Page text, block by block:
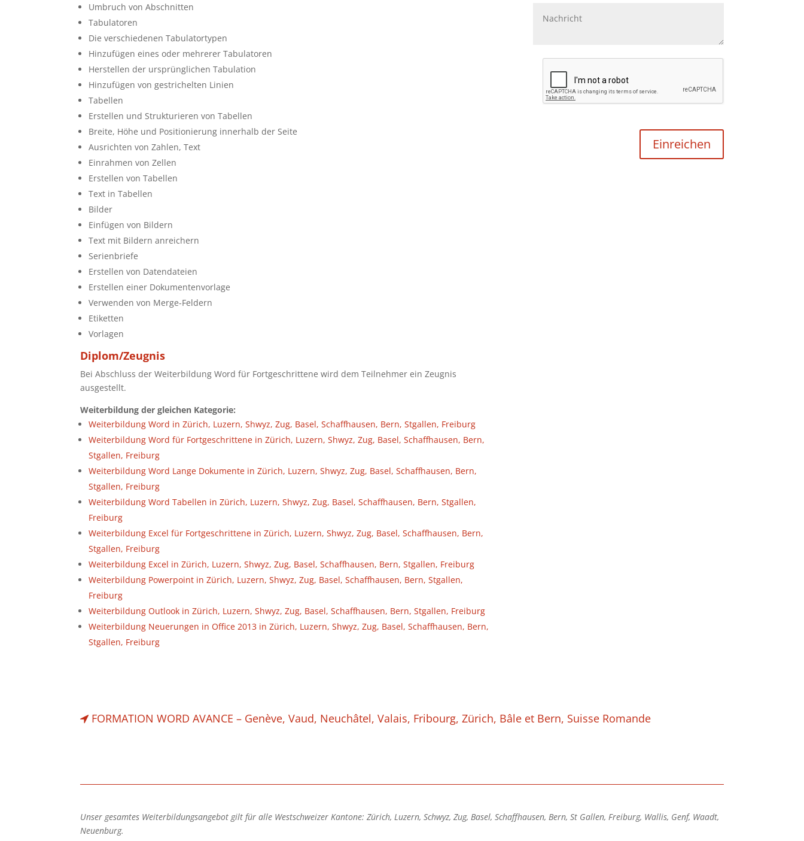
Umbruch von Abschnitten
Tabulatoren
Die verschiedenen Tabulatortypen
Hinzufügen eines oder mehrerer Tabulatoren
Herstellen der ursprünglichen Tabulation
Hinzufügen von gestrichelten Linien
Tabellen
Erstellen und Strukturieren von Tabellen
Breite, Höhe und Positionierung innerhalb der Seite
Ausrichten von Zahlen, Text
Einrahmen von Zellen
Erstellen von Tabellen
Text in Tabellen
Bilder
Einfügen von Bildern
Text mit Bildern anreichern
Serienbriefe
Erstellen von Datendateien
Erstellen einer Dokumentenvorlage
Verwenden von Merge-Feldern
Etiketten
Vorlagen
Diplom/Zeugnis
Bei Abschluss der Weiterbildung Word für Fortgeschrittene wird dem Teilnehmer ein Zeugnis
ausgestellt.
Weiterbildung der gleichen Kategorie:
Weiterbildung Word in Zürich, Luzern, Shwyz, Zug, Basel, Schaffhausen, Bern, Stgallen, Freiburg
Weiterbildung Word für Fortgeschrittene in Zürich, Luzern, Shwyz, Zug, Basel, Schaffhausen, Bern,
Stgallen, Freiburg
Weiterbildung Word Lange Dokumente in Zürich, Luzern, Shwyz, Zug, Basel, Schaffhausen, Bern,
Stgallen, Freiburg
Weiterbildung Word Tabellen in Zürich, Luzern, Shwyz, Zug, Basel, Schaffhausen, Bern, Stgallen,
Freiburg
Weiterbildung Excel für Fortgeschrittene in Zürich, Luzern, Shwyz, Zug, Basel, Schaffhausen, Bern,
Stgallen, Freiburg
Weiterbildung Excel in Zürich, Luzern, Shwyz, Zug, Basel, Schaffhausen, Bern, Stgallen, Freiburg
Weiterbildung Powerpoint in Zürich, Luzern, Shwyz, Zug, Basel, Schaffhausen, Bern, Stgallen,
Freiburg
Weiterbildung Outlook in Zürich, Luzern, Shwyz, Zug, Basel, Schaffhausen, Bern, Stgallen, Freiburg
Weiterbildung Neuerungen in Office 2013 in Zürich, Luzern, Shwyz, Zug, Basel, Schaffhausen, Bern,
Stgallen, Freiburg
FORMATION WORD AVANCE – Genève, Vaud, Neuchâtel, Valais, Fribourg, Zürich, Bâle et Bern, Suisse Romande
Unser gesamtes Weiterbildungsangebot gilt für alle Westschweizer Kantone: Zürich, Luzern, Schwyz, Zug, Basel, Schaffhausen, Bern, St Gallen, Freiburg, Wallis, Genf, Waadt,
Neuenburg.